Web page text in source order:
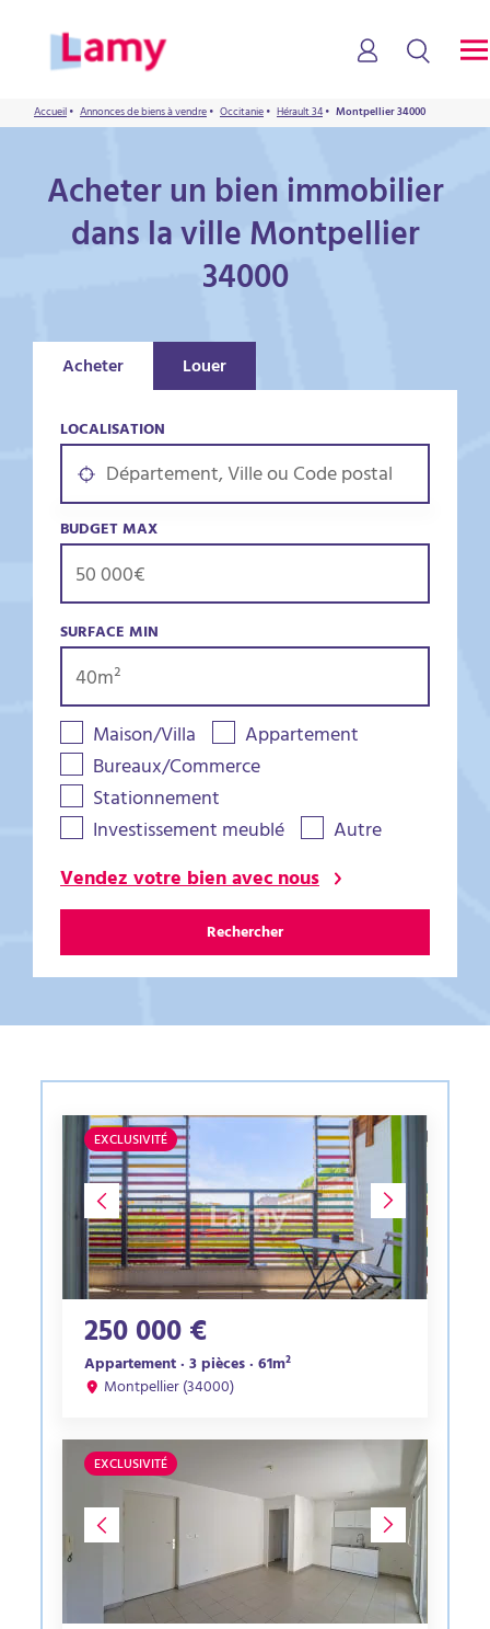
Accueil• Annonces de biens à vendre• Occitanie• Hérault 34• Montpellier 34000
Acheter un bien immobilier
dans la ville Montpellier
34000
Acheter Louer
LOCALISATION
BUDGET MAX
SURFACE MIN
Maison/Villa
Appartement
Bureaux/Commerce
Stationnement
Investissement meublé
Autre
Vendez votre bien avec nous
Rechercher
EXCLUSIVITÉ
250 000 €
Appartement · 3 pièces · 61m²
Montpellier (34000)
EXCLUSIVITÉ